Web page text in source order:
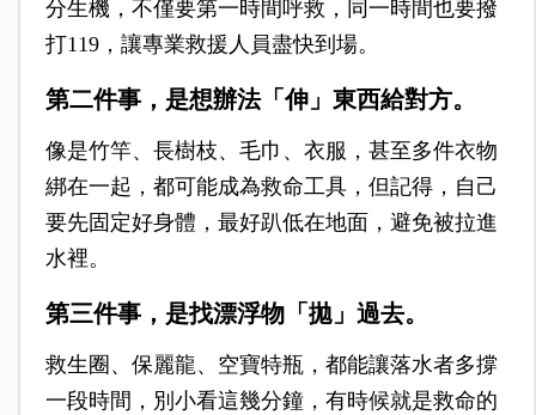
分生機，不僅要第一時間呼救，同一時間也要撥
打119，讓專業救援人員盡快到場。
第二件事，是想辦法「伸」東西給對方。
像是竹竿、長樹枝、毛巾、衣服，甚至多件衣物
綁在一起，都可能成為救命工具，但記得，自己
要先固定好身體，最好趴低在地面，避免被拉進
水裡。
第三件事，是找漂浮物「拋」過去。
救生圈、保麗龍、空寶特瓶，都能讓落水者多撐
一段時間，別小看這幾分鐘，有時候就是救命的